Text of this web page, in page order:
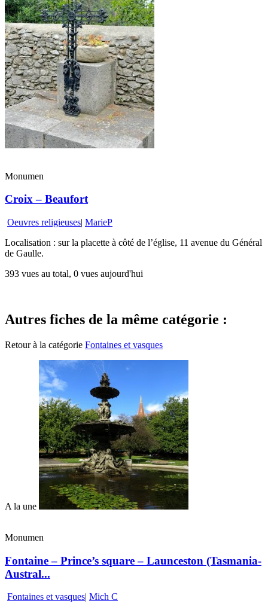
Monumen
Croix – Beaufort
Oeuvres religieuses| MarieP
Localisation : sur la placette à côté de l’église, 11 avenue du Général
de Gaulle.
393 vues au total, 0 vues aujourd'hui
Autres fiches de la même catégorie :
Retour à la catégorie Fontaines et vasques
A la une
Monumen
Fontaine – Prince’s square – Launceston (Tasmania-
Austral...
Fontaines et vasques| Mich C